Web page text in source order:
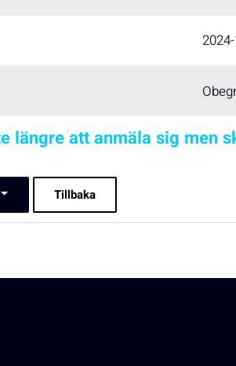
längre att anmäla sig men
Tillbaka